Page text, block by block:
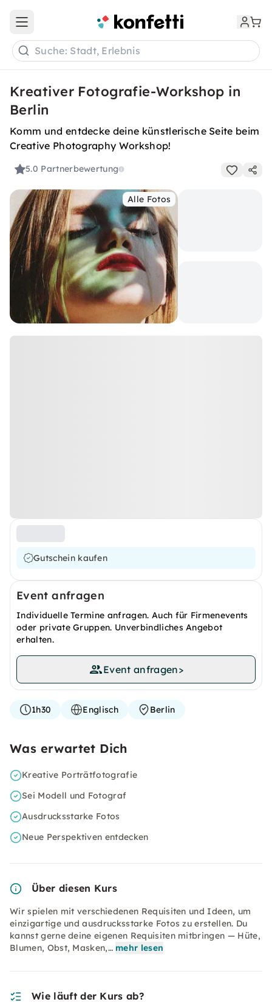
Open main menu
Suche: Stadt, Erlebnis
Kreativer Fotografie-Workshop in
Berlin
Komm und entdecke deine künstlerische Seite beim
Creative Photography Workshop!
5.0 Partnerbewertung
Alle Fotos
Gutschein kaufen
Event anfragen
Individuelle Termine anfragen. Auch für Firmenevents
oder private Gruppen. Unverbindliches Angebot
erhalten.
Event anfragen>
1h30 Englisch Berlin
Was erwartet Dich
Kreative Porträtfotografie
Sei Modell und Fotograf
Ausdrucksstarke Fotos
Neue Perspektiven entdecken
Über diesen Kurs
Wir spielen mit verschiedenen Requisiten und Ideen, um
einzigartige und ausdrucksstarke Fotos zu erstellen. Du
kannst gerne deine eigenen Requisiten mitbringen — Hüte,
Blumen, Obst, Masken,… mehr lesen
Wie läuft der Kurs ab?